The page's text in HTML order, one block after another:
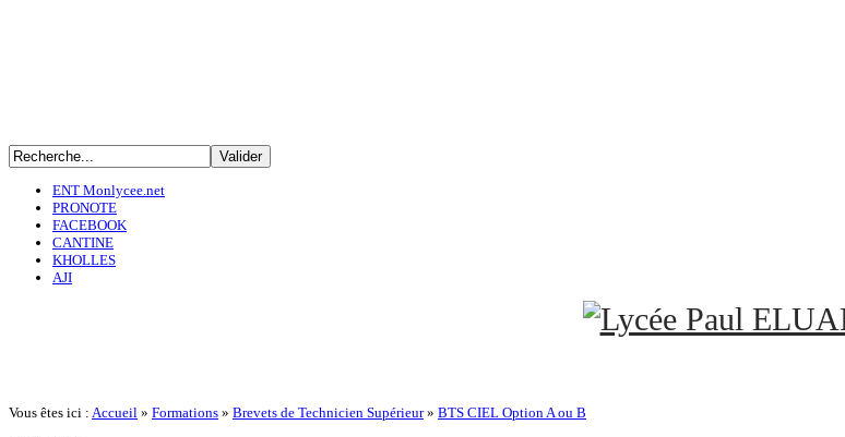
ENT Monlycee.net
PRONOTE
FACEBOOK
CANTINE
KHOLLES
AJI
Vous êtes ici : Accueil » Formations » Brevets de Technicien Supérieur» BTS CIEL Option A ou B